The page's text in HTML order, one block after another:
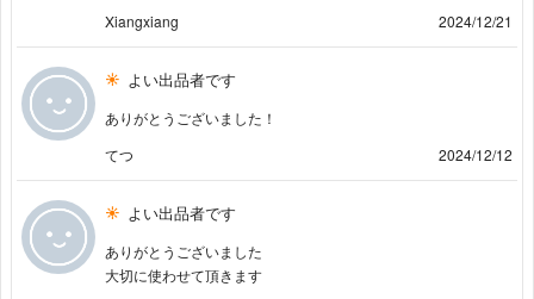
Xiangxiang
2024/12/21
よい出品者です
ありがとうございました！
てつ
2024/12/12
よい出品者です
ありがとうございました
大切に使わせて頂きます